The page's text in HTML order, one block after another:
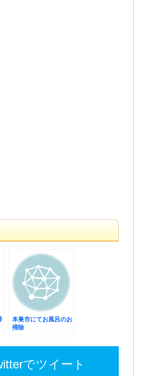
本巣市にてお風呂のお
掃除
でツイート